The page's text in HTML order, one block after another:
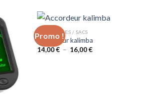
€
Promo !
ACCESSOIRES / SACS
Accordeur kalimba
14,00€ – 16,00€Plage